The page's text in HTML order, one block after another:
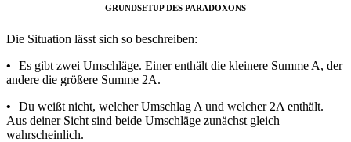
GRUNDSETUP DES PARADOXONS
Die Situation lässt sich so beschreiben:
•
Es gibt zwei Umschläge. Einer enthält die kleinere Summe A, der
andere die größere Summe 2A.
•
Du weißt nicht, welcher Umschlag A und welcher 2A enthält.
Aus deiner Sicht sind beide Umschläge zunächst gleich
wahrscheinlich.